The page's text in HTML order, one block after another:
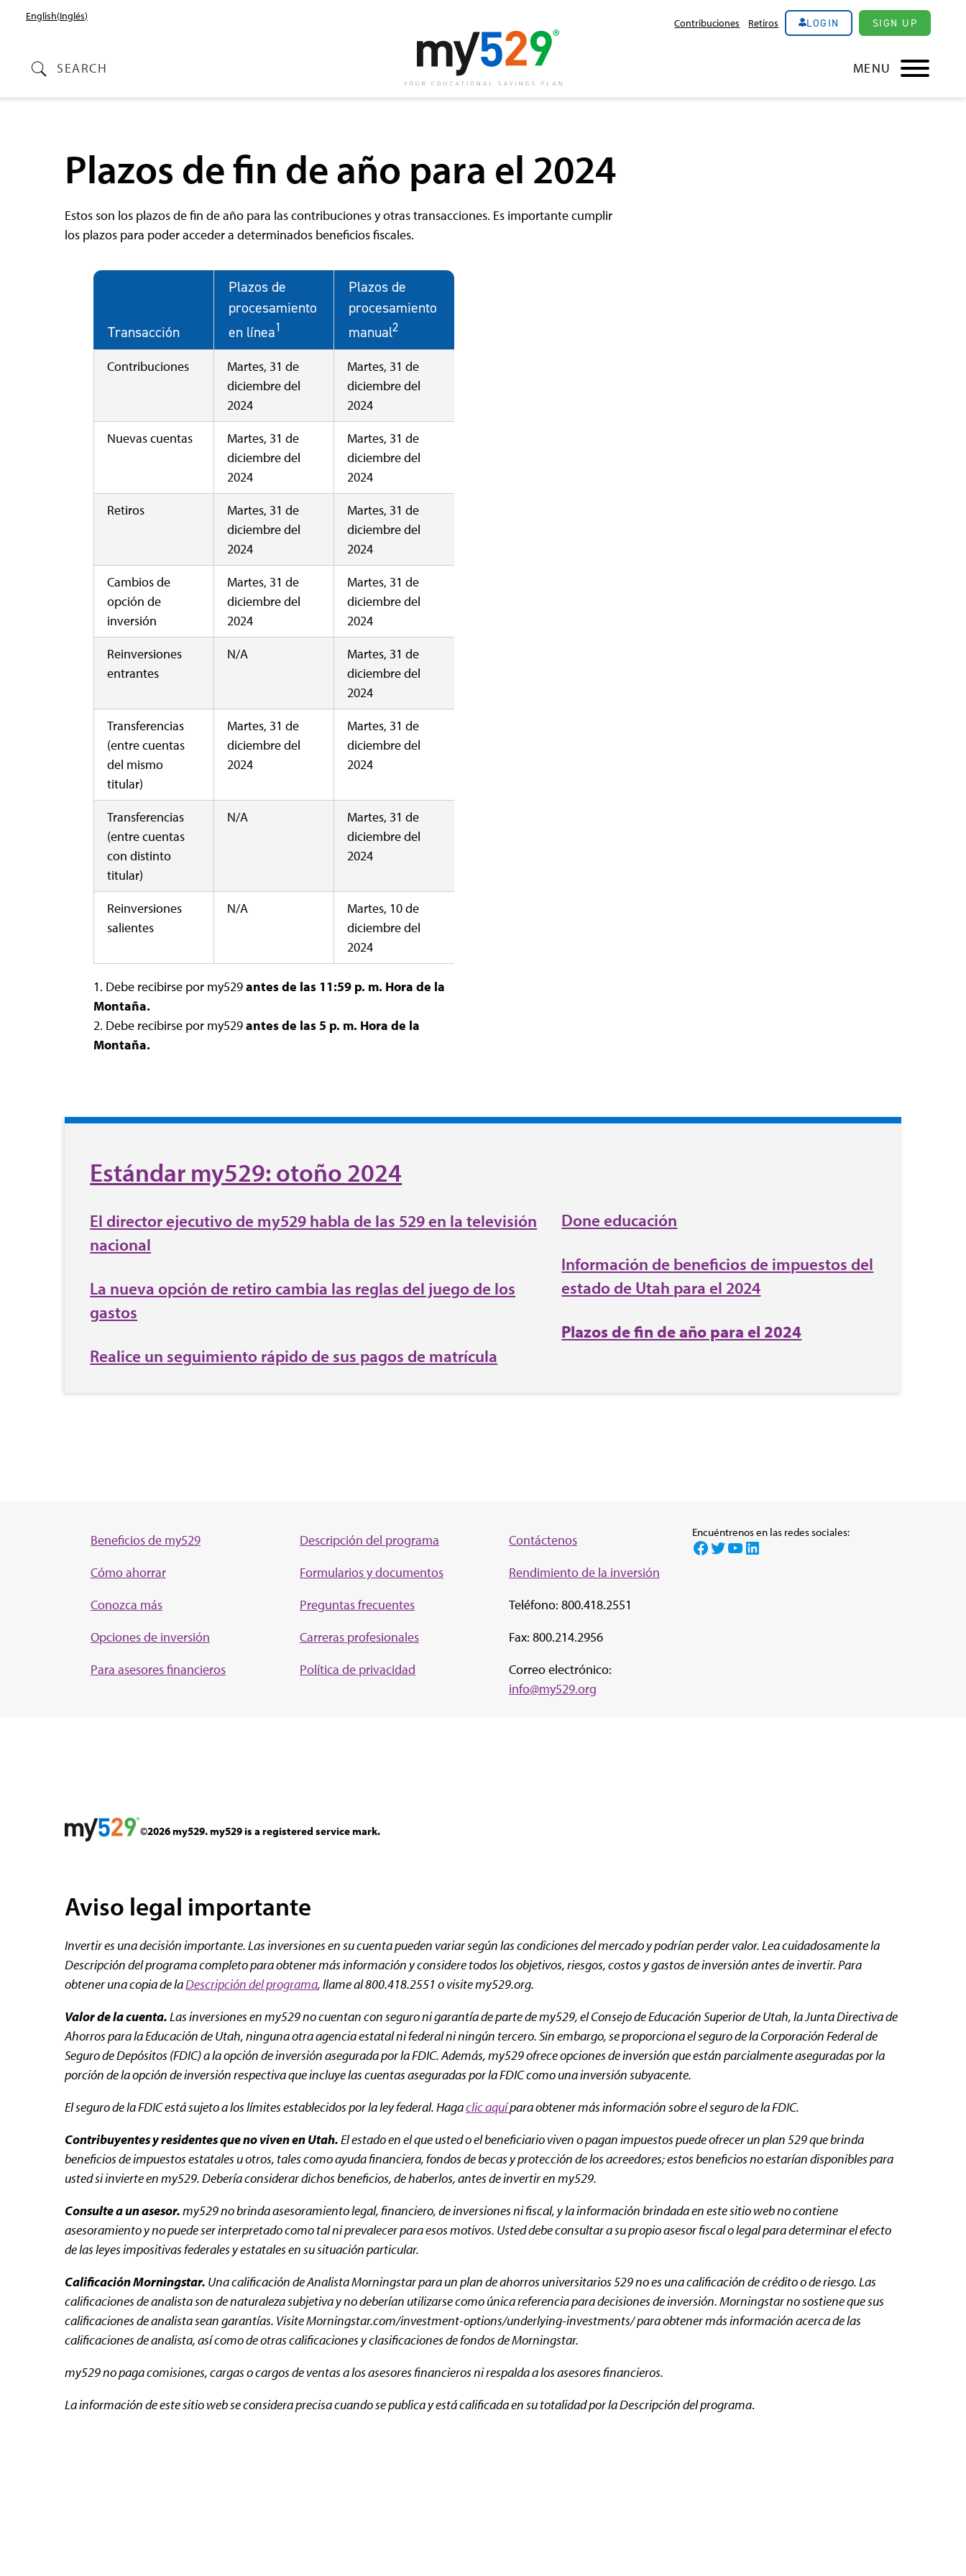
SEARCH
Contribuciones Retiros LOGIN SIGN UP
English(Inglés)
MENU
Plazos de fin de año para el 2024
Estos son los plazos de fin de año para las contribuciones y otras transacciones. Es importante cumplir
los plazos para poder acceder a determinados beneficios fiscales.
Transacción
Plazos de
procesamiento
en línea1
Plazos de
procesamiento
manual2
Contribuciones
Martes, 31 de
diciembre del
2024
Martes, 31 de
diciembre del
2024
Nuevas cuentas
Martes, 31 de
diciembre del
2024
Martes, 31 de
diciembre del
2024
Retiros
Martes, 31 de
diciembre del
2024
Martes, 31 de
diciembre del
2024
Cambios de
opción de
inversión
Martes, 31 de
diciembre del
2024
Martes, 31 de
diciembre del
2024
Reinversiones
entrantes
N/A
Martes, 31 de
diciembre del
2024
Transferencias
(entre cuentas
del mismo
titular)
Martes, 31 de
diciembre del
2024
Martes, 31 de
diciembre del
2024
Transferencias
(entre cuentas
con distinto
titular)
N/A
Martes, 31 de
diciembre del
2024
Reinversiones
salientes
N/A
Martes, 10 de
diciembre del
2024
1. Debe recibirse por my529antes de las 11:59 p. m. Hora de la
Montaña.
2. Debe recibirse por my529antes de las 5 p. m. Hora de la
Montaña.
Estándar my529: otoño 2024
El director ejecutivo de my529 habla de las 529 en la televisión
nacional
La nueva opción de retiro cambia las reglas del juego de los
gastos
Realice un seguimiento rápido de sus pagos de matrícula
Done educación
Información de beneficios de impuestos del
estado de Utah para el 2024
Plazos de fin de año para el 2024
Beneficios de my529
Cómo ahorrar
Conozca más
Opciones de inversión
Para asesores financieros
Descripción del programa
Formularios y documentos
Preguntas frecuentes
Carreras profesionales
Política de privacidad
Contáctenos
Rendimiento de la inversión
Teléfono: 800.418.2551
Fax: 800.214.2956
Correo electrónico:
info@my529.org
Encuéntrenos en las redes sociales:
Facebook Twitter YouTube LinkedIn
©2026 my529. my529 is a registered service mark.
Aviso legal importante
Invertir es una decisión importante. Las inversiones en su cuenta pueden variar según las condiciones del mercado y podrían perder valor. Lea cuidadosamente la
Descripción del programa completo para obtener más información y considere todos los objetivos, riesgos, costos y gastos de inversión antes de invertir. Para
obtener una copia de laDescripción del programa, llame al 800.418.2551 o visite my529.org.
Valor de la cuenta.Las inversiones en my529 no cuentan con seguro ni garantía de parte de my529, el Consejo de Educación Superior de Utah, la Junta Directiva de
Ahorros para la Educación de Utah, ninguna otra agencia estatal ni federal ni ningún tercero. Sin embargo, se proporciona el seguro de la Corporación Federal de
Seguro de Depósitos (FDIC) a la opción de inversión asegurada por la FDIC. Además, my529 ofrece opciones de inversión que están parcialmente aseguradas por la
porción de la opción de inversión respectiva que incluye las cuentas aseguradas por la FDIC como una inversión subyacente.
El seguro de la FDIC está sujeto a los límites establecidos por la ley federal. Hagaclic aquípara obtener más información sobre el seguro de la FDIC.
Contribuyentes y residentes que no viven en Utah.El estado en el que usted o el beneficiario viven o pagan impuestos puede ofrecer un plan 529 que brinda
beneficios de impuestos estatales u otros, tales como ayuda financiera, fondos de becas y protección de los acreedores; estos beneficios no estarían disponibles para
usted si invierte en my529. Debería considerar dichos beneficios, de haberlos, antes de invertir en my529.
Consulte a un asesor.my529 no brinda asesoramiento legal, financiero, de inversiones ni fiscal, y la información brindada en este sitio web no contiene
asesoramiento y no puede ser interpretado como tal ni prevalecer para esos motivos. Usted debe consultar a su propio asesor fiscal o legal para determinar el efecto
de las leyes impositivas federales y estatales en su situación particular.
Calificación Morningstar. Una calificación de Analista Morningstar para un plan de ahorros universitarios 529 no es una calificación de crédito o de riesgo. Las
calificaciones de analista son de naturaleza subjetiva y no deberían utilizarse como única referencia para decisiones de inversión. Morningstar no sostiene que sus
calificaciones de analista sean garantías. Visite Morningstar.com/investment-options/underlying-investments/ para obtener más información acerca de las
calificaciones de analista, así como de otras calificaciones y clasificaciones de fondos de Morningstar.
my529 no paga comisiones, cargas o cargos de ventas a los asesores financieros ni respalda a los asesores financieros.
La información de este sitio web se considera precisa cuando se publica y está calificada en su totalidad por la Descripción del programa.